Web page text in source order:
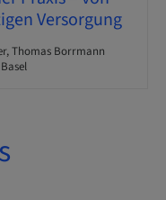
Versorgung
Thomas Borrmann